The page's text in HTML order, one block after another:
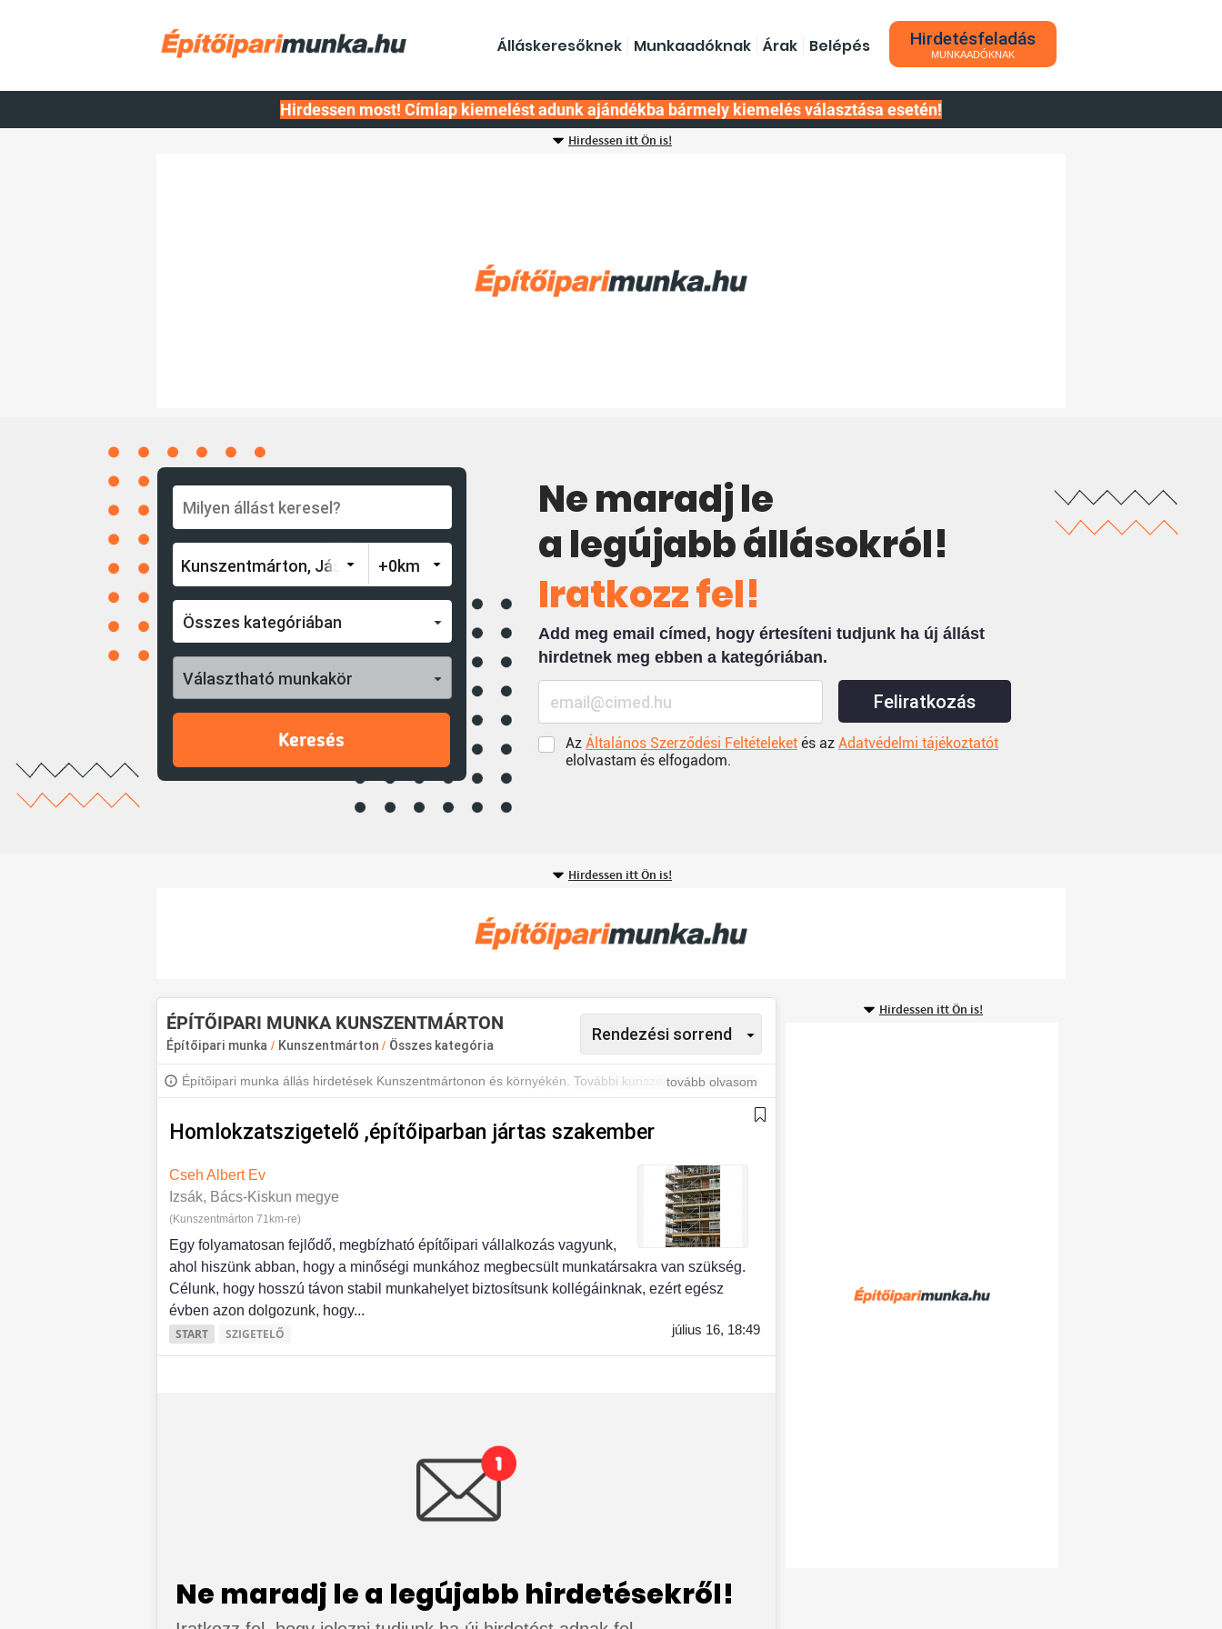
Hirdetésfeladás
MUNKAADÓKNAK
Belépés
Árak
Munkaadóknak
Álláskeresőknek
Hirdessen most! Címlap kiemelést adunk ajándékba bármely kiemelés választása esetén!
Hirdessen itt Ön is!
Összes kategóriában
Választható munkakör
Keresés
Ne maradj le
a legújabb állásokról!
Iratkozz fel!
Add meg email címed, hogy értesíteni tudjunk ha új állást
hirdetnek meg ebben a kategóriában.
Feliratkozás
Az Általános Szerződési Feltételeket és az Adatvédelmi tájékoztatót
elolvastam és elfogadom.
Hirdessen itt Ön is!
ÉPÍTŐIPARI MUNKA KUNSZENTMÁRTON
Építőipari munka / Kunszentmárton / Összes kategória
Építőipari munka állás hirdetések Kunszentmártonon és környékén. További kunszentmártoni
tovább olvasom
Homlokzatszigetelő ,építőiparban jártas szakember
Cseh Albert Ev
Izsák, Bács-Kiskun megye
(Kunszentmárton 71km-re)
Egy folyamatosan fejlődő, megbízható építőipari vállalkozás vagyunk,
ahol hiszünk abban, hogy a minőségi munkához megbecsült munkatársakra van szükség.
Célunk, hogy hosszú távon stabil munkahelyet biztosítsunk kollégáinknak, ezért egész
évben azon dolgozunk, hogy...
START
SZIGETELŐ július 16, 18:49
Ne maradj le a legújabb hirdetésekről!
Hirdessen itt Ön is!